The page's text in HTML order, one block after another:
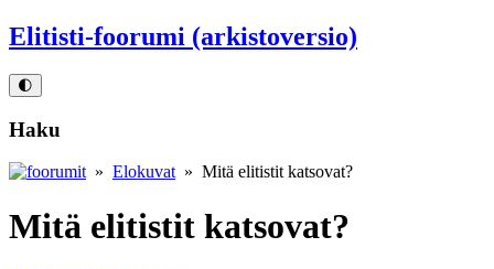
Elitisti-foorumi (arkistoversio)
🌓
Haku
» Elokuvat » Mitä elitistit katsovat?
Mitä elitistit katsovat?